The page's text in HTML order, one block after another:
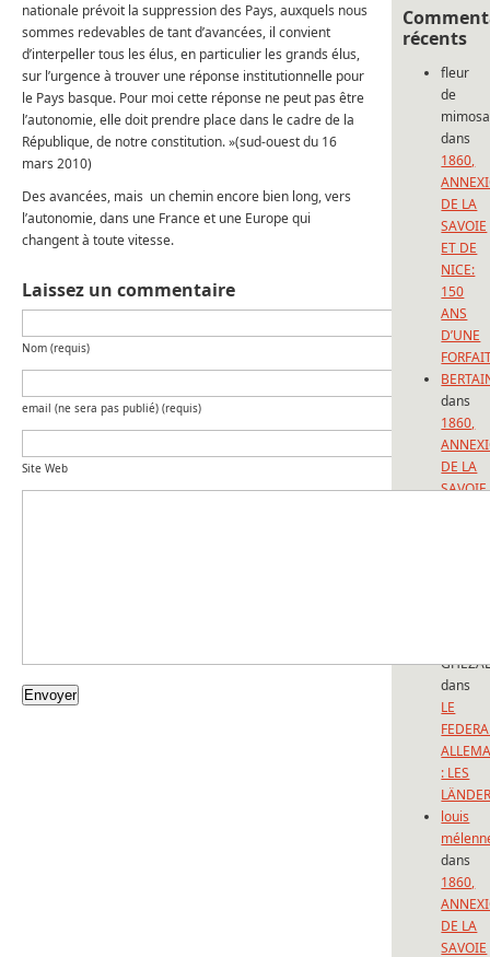
nationale prévoit la suppression des Pays, auxquels nous
sommes redevables de tant d’avancées, il convient
d’interpeller tous les élus, en particulier les grands élus,
sur l’urgence à trouver une réponse institutionnelle pour
le Pays basque. Pour moi cette réponse ne peut pas être
l’autonomie, elle doit prendre place dans le cadre de la
République, de notre constitution. »(sud-ouest du 16
mars 2010)
Des avancées, mais un chemin encore bien long, vers
l’autonomie, dans une France et une Europe qui
changent à toute vitesse.
Laissez un commentaire
Nom (requis)
email (ne sera pas publié) (requis)
Site Web
récents
fleur
de
mimosa
dans
1860,
DE LA
SAVOIE
ET DE
NICE:
150
ANS
D’UNE
dans
1860,
DE LA
SAVOIE
dans
LE
: LES
louis
dans
1860,
DE LA
SAVOIE